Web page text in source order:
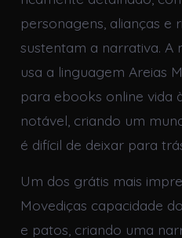
personagens, alianças e
sustentam a narrativa.
usa a linguagem Areias
para ebooks online vida
notável, criando um
é difícil de deixar para
Um dos grátis mais
Movediças capacidade
e patos, criando uma